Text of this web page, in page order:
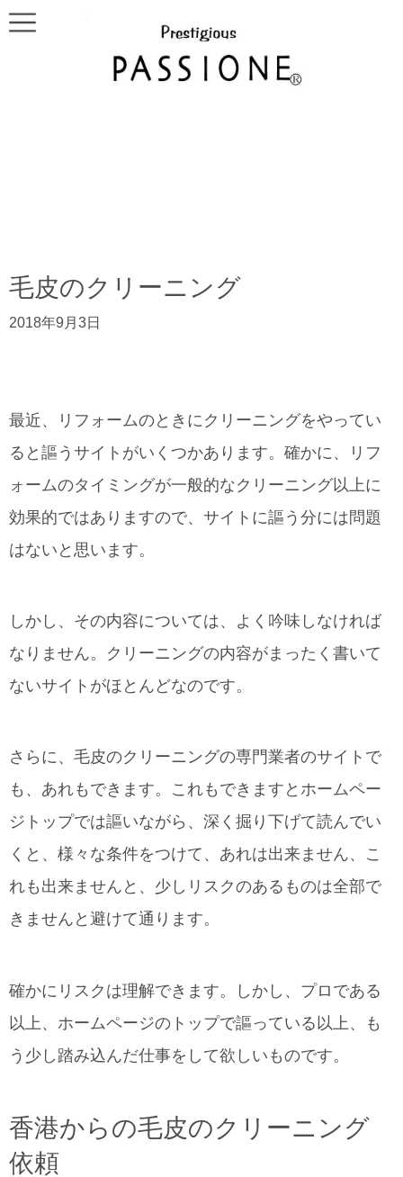
毛皮のクリーニング
2018年9月3日
最近、リフォームのときにクリーニングをやってい
ると謳うサイトがいくつかあります。確かに、リフ
ォームのタイミングが一般的なクリーニング以上に
効果的ではありますので、サイトに謳う分には問題
はないと思います。
しかし、その内容については、よく吟味しなければ
なりません。クリーニングの内容がまったく書いて
ないサイトがほとんどなのです。
さらに、毛皮のクリーニングの専門業者のサイトで
も、あれもできます。これもできますとホームペー
ジトップでは謳いながら、深く掘り下げて読んでい
くと、様々な条件をつけて、あれは出来ません、こ
れも出来ませんと、少しリスクのあるものは全部で
きませんと避けて通ります。
確かにリスクは理解できます。しかし、プロである
以上、ホームページのトップで謳っている以上、も
う少し踏み込んだ仕事をして欲しいものです。
香港からの毛皮のクリーニング
依頼